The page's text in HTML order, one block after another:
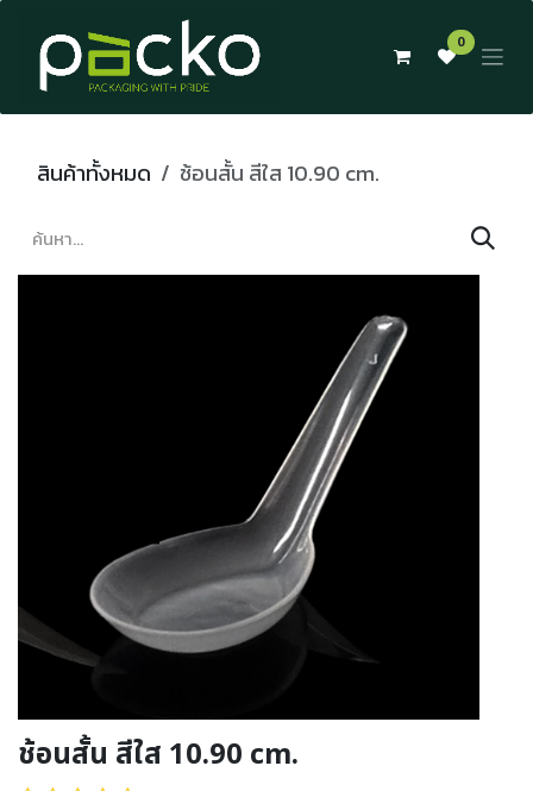
Skip to Content
0
สินค้าทั้งหมด ช้อนสั้น สีใส 10.90 cm.
ช้อนสั้น สีใส 10.90 cm.